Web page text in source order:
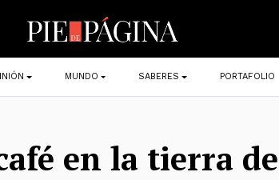
MUNDO SABERES PORTAFOLIO
en la tierra